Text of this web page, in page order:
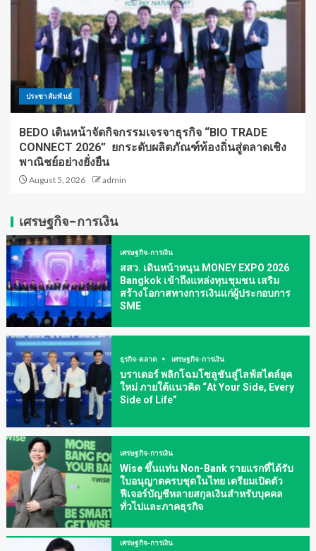
ประชาสัมพันธ์
BEDO เดินหน้าจัดกิจกรรมเจรจาธุรกิจ “BIO TRADE
CONNECT 2026” ยกระดับผลิตภัณฑ์ท้องถิ่นสู่ตลาดเชิง
พาณิชย์อย่างยั่งยืน
August 5, 2026 admin
เศรษฐกิจ-การเงิน
เศรษฐกิจ-การเงิน
สสว. เดินหน้าหนุน MONEY EXPO 2026
Bangkok เข้าถึงแหล่งทุนชุมชน เสริม
สร้างโอกาสทางการเงินแก่ผู้ประกอบการ
SME
ธุรกิจ-ตลาด เศรษฐกิจ-การเงิน
บราเดอร์ พลิกโฉมโซลูชันสู่ไลฟ์สไตล์ยุค
ใหม่ ภายใต้แนวคิด “At Your Side, Every
Side of Life”
เศรษฐกิจ-การเงิน
Wise ขึ้นแท่น Non-Bank รายแรกที่ได้รับ
ใบอนุญาตครบชุดในไทย เตรียมเปิดตัว
ฟีเจอร์บัญชีหลายสกุลเงินสำหรับบุคคล
ทั่วไปและภาคธุรกิจ
เศรษฐกิจ-การเงิน